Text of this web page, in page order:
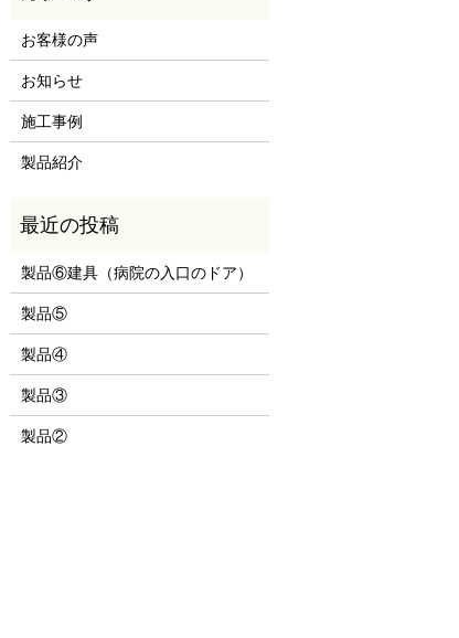
お客様の声
お知らせ
施工事例
製品紹介
製品⑥建具（病院の入口のドア）
製品⑤
製品④
製品③
製品②